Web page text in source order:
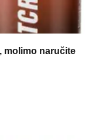
molimo naručite